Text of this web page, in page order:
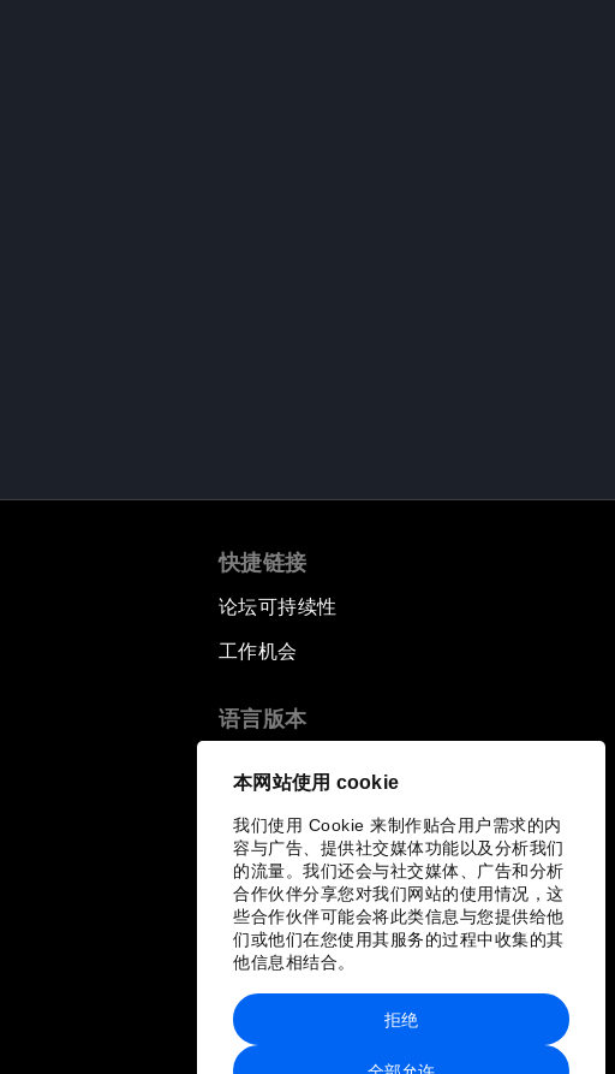
本网站使用 cookie
我们使用 Cookie 来制作贴合用户需求的内
容与广告、提供社交媒体功能以及分析我们
的流量。我们还会与社交媒体、广告和分析
合作伙伴分享您对我们网站的使用情况，这
些合作伙伴可能会将此类信息与您提供给他
们或他们在您使用其服务的过程中收集的其
他信息相结合。
拒绝
快捷链接
论坛可持续性
工作机会
语言版本